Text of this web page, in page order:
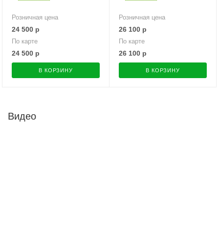
Розничная цена
24 500 р
По карте
24 500 р
В КОРЗИНУ
Розничная цена
26 100 р
По карте
26 100 р
В КОРЗИНУ
Видео